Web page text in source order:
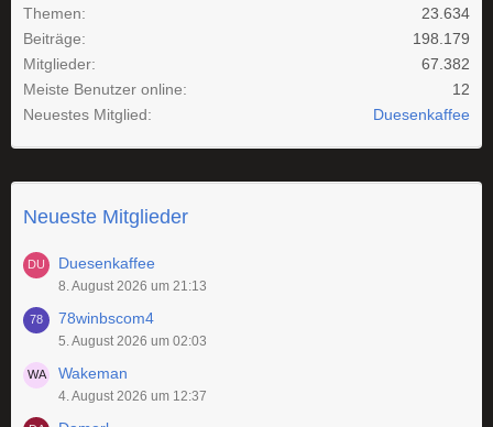
Themen
23.634
Beiträge
198.179
Mitglieder
67.382
Meiste Benutzer online
12
Neuestes Mitglied
Duesenkaffee
Neueste Mitglieder
Duesenkaffee
8. August 2026 um 21:13
78winbscom4
5. August 2026 um 02:03
Wakeman
4. August 2026 um 12:37